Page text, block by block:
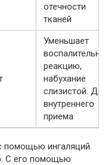
отечности
тканей
Уменьшает
воспалительную
реакцию,
набухание
слизистой. Для
внутреннего
приема
помощью ингаляций.
С его помощью